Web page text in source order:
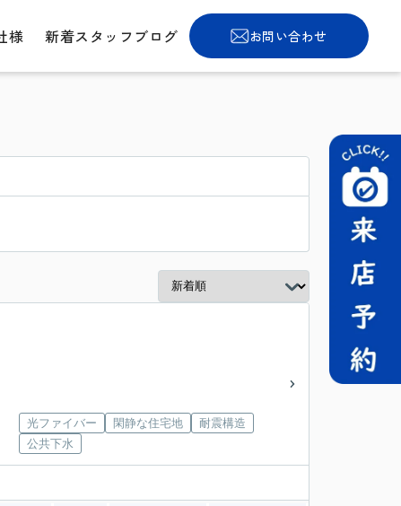
様 新着スタッフブログ お問い合わせ
光ファイバー 閑静な住宅地
耐震構造
公共下水